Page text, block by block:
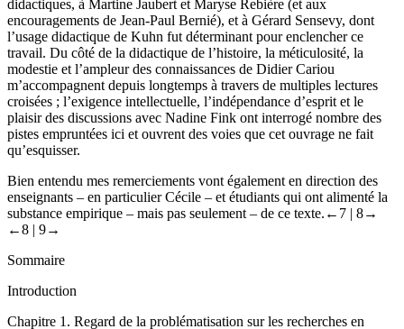
didactiques, à Martine Jaubert et Maryse Rebière (et aux
encouragements de Jean-Paul Bernié), et à Gérard Sensevy, dont
l’usage didactique de Kuhn fut déterminant pour enclencher ce
travail. Du côté de la didactique de l’histoire, la méticulosité, la
modestie et l’ampleur des connaissances de Didier Cariou
m’accompagnent depuis longtemps à travers de multiples lectures
croisées ; l’exigence intellectuelle, l’indépendance d’esprit et le
plaisir des discussions avec Nadine Fink ont interrogé nombre des
pistes empruntées ici et ouvrent des voies que cet ouvrage ne fait
qu’esquisser.
Bien entendu mes remerciements vont également en direction des
enseignants – en particulier Cécile – et étudiants qui ont alimenté la
substance empirique – mais pas seulement – de ce texte. ←7 | 8→
←8 | 9→
Sommaire
Introduction
Chapitre 1 . Regard de la problématisation sur les recherches en